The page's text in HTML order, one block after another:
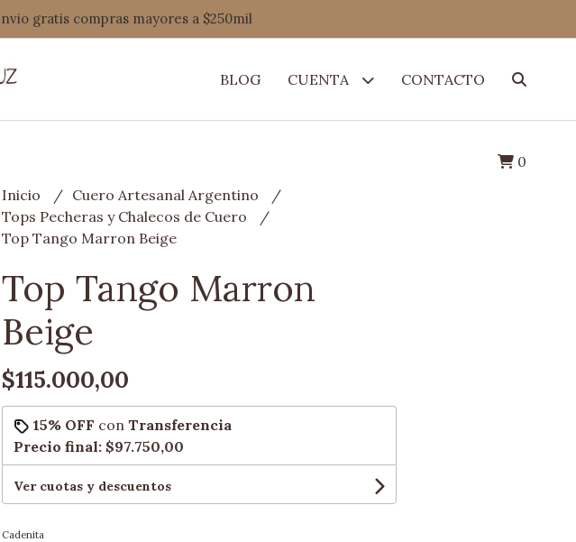
gratis compras mayores a $250mil
BLOG CUENTA CONTACTO
0
Inicio
Cuero Artesanal Argentino
Tops Pecheras y Chalecos de Cuero
Top Tango Marron Beige
Top Tango Marron
Beige
$115.000,00
15% OFF con Transferencia
Precio final: $97.750,00
Ver cuotas y descuentos
Cadenita